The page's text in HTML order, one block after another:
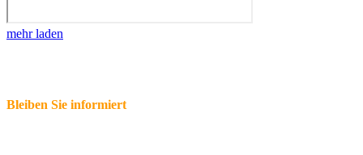
mehr laden
Bleiben Sie informiert